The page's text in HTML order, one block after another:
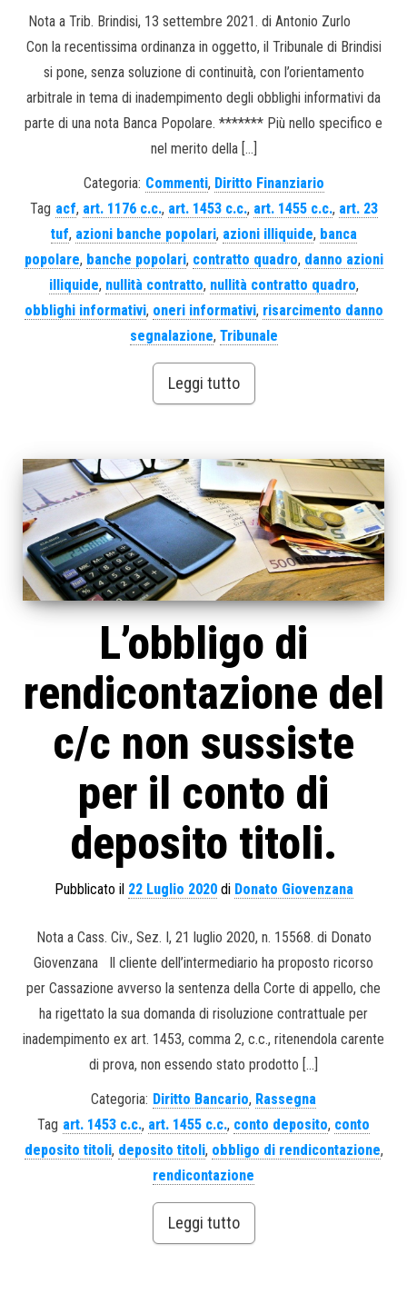
Nota a Trib. Brindisi, 13 settembre 2021. di Antonio Zurlo
Con la recentissima ordinanza in oggetto, il Tribunale di Brindisi
si pone, senza soluzione di continuità, con l’orientamento
arbitrale in tema di inadempimento degli obblighi informativi da
parte di una nota Banca Popolare. ******* Più nello specifico e
nel merito della […]
Categoria: Commenti, Diritto Finanziario
Tag acf, art. 1176 c.c., art. 1453 c.c., art. 1455 c.c., art. 23
tuf, azioni banche popolari, azioni illiquide, banca
popolare, banche popolari, contratto quadro, danno azioni
illiquide, nullità contratto, nullità contratto quadro,
obblighi informativi, oneri informativi, risarcimento danno
segnalazione, Tribunale
Leggi tutto
L’obbligo di
rendicontazione del
c/c non sussiste
per il conto di
deposito titoli.
Pubblicato il 22 Luglio 2020di Donato Giovenzana
Nota a Cass. Civ., Sez. I, 21 luglio 2020, n. 15568. di Donato
Giovenzana Il cliente dell’intermediario ha proposto ricorso
per Cassazione avverso la sentenza della Corte di appello, che
ha rigettato la sua domanda di risoluzione contrattuale per
inadempimento ex art. 1453, comma 2, c.c., ritenendola carente
di prova, non essendo stato prodotto […]
Categoria: Diritto Bancario, Rassegna
Tag art. 1453 c.c., art. 1455 c.c., conto deposito, conto
deposito titoli, deposito titoli, obbligo di rendicontazione,
rendicontazione
Leggi tutto